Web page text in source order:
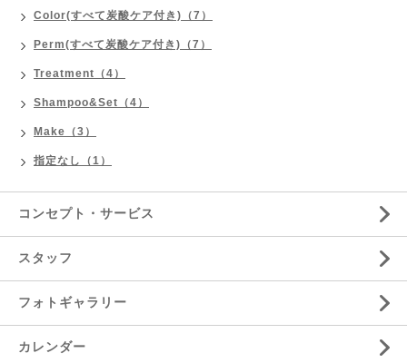
Color(すべて炭酸ケア付き)（7）
Perm(すべて炭酸ケア付き)（7）
Treatment（4）
Shampoo&Set（4）
Make（3）
指定なし（1）
コンセプト・サービス
スタッフ
フォトギャラリー
カレンダー